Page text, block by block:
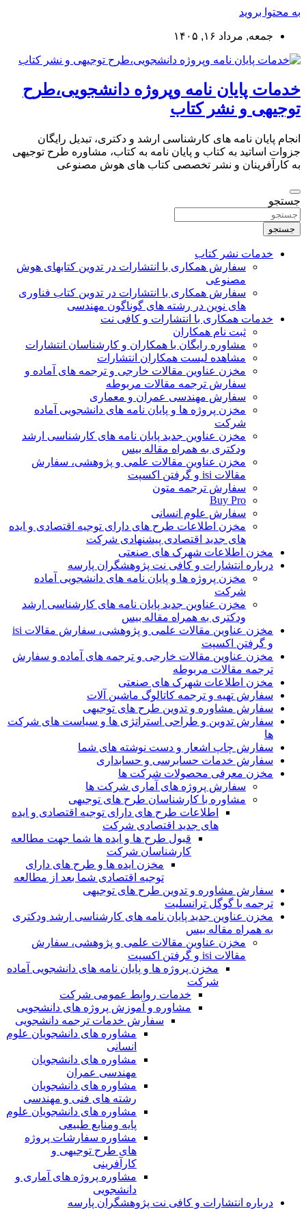
به محتوا بروید
جمعه, مرداد ۱۶, ۱۴۰۵
خدمات پایان نامه وپروژه دانشجویی،طرح
توجیهی و نشر کتاب
انجام پایان نامه های کارشناسی ارشد و دکتری، تبدیل رایگان
جزوات اساتید به کتاب و پایان نامه به کتاب، مشاوره طرح توجیهی
به کارآفرینان و نشر تخصصی کتاب های هوش مصنوعی
جستجو
جستجو
خدمات نشر کتاب
سفارش همکاری با انتشارات در تدوین کتابهای هوش
مصنوعی
سفارش همکاری با انتشارات در تدوین کتاب فناوری
های نوین در رشته های گوناگون مهندسی
خدمات همکاری با انتشارات و کافی نت
ثبت نام همکاران
مشاوره رایگان با همکاران و کارشناسان انتشارات
مشاهده لیست همکاران انتشارات
مخزن عناوین مقالات خارجی و ترجمه های آماده و
سفارش ترجمه مقالات مربوطه
سفارش مهندسی عمران و معماری
مخزن پروژه ها و پایان نامه های دانشجویی آماده
شرکت
مخزن عناوین جدید پایان نامه های کارشناسی ارشد
ودکتری به همراه مقاله بیس
مخزن عناوین مقالات علمی و پژوهشی، سفارش
مقالات isi و گرفتن اکسپت
سفارش ترجمه متون
Buy Pro
سفارش علوم انسانی
مخزن اطلاعات طرح های دارای توجیه اقتصادی و ایده
های جدید اقتصادی پیشنهادی شرکت
مخزن اطلاعات شهرک های صنعتی
درباره انتشارات و کافی نت پژوهشگران پارسه
مخزن پروژه ها و پایان نامه های دانشجویی آماده
شرکت
مخزن عناوین جدید پایان نامه های کارشناسی ارشد
ودکتری به همراه مقاله بیس
مخزن عناوین مقالات علمی و پژوهشی، سفارش مقالات isi
و گرفتن اکسپت
مخزن عناوین مقالات خارجی و ترجمه های آماده و سفارش
ترجمه مقالات مربوطه
مخزن اطلاعات شهرک های صنعتی
سفارش تهیه و ترجمه کاتالوگ ماشین آلات
سفارش مشاوره و تدوین طرح های توجیهی
سفارش تدوین و طراحی استراتژی ها و سیاست های شرکت
ها
سفارش چاپ اشعار و دست نوشته های شما
سفارش خدمات حسابرسی و حسابداری
مخزن معرفی محصولات شرکت ها
سفارش پروژه های آماری شرکت ها
مشاوره با کارشناسان طرح های توجیهی
اطلاعات طرح های دارای توجیه اقتصادی و ایده
های جدید اقتصادی شرکت
قبول طرح ها و ایده ها شما جهت مطالعه
کارشناسان شرکت
مخزن ایده ها و طرح های دارای
توجیه اقتصادی شما بعد از مطالعه
سفارش مشاوره و تدوین طرح های توجیهی
ترجمه با گوگل ترانسلیت
مخزن عناوین جدید پایان نامه های کارشناسی ارشد ودکتری
به همراه مقاله بیس
مخزن عناوین مقالات علمی و پژوهشی، سفارش
مقالات isi و گرفتن اکسپت
مخزن پروژه ها و پایان نامه های دانشجویی آماده
شرکت
خدمات روابط عمومی شرکت
مشاوره و آموزش پروژه های دانشجویی
سفارش خدمات ترجمه دانشجویی
مشاوره های دانشجویان علوم
انسانی
مشاوره های دانشجویان
مهندسی عمران
مشاوره های دانشجویان
رشته های فنی و مهندسی
مشاوره های دانشجویان علوم
پایه ومنابع طبیعی
مشاوره سفارشات پروژه
های طرح توجیهی و
کارآفرینی
مشاوره پروژه های آماری و
دانشجویی
درباره انتشارات و کافی نت پژوهشگران پارسه